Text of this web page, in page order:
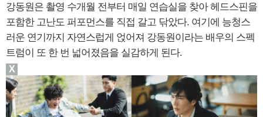
강동원은 촬영 수개월 전부터 매일 연습실을 찾아 헤드스핀을
포함한 고난도 퍼포먼스를 직접 갈고 닦았다. 여기에 능청스
러운 연기까지 자연스럽게 얹어져 강동원이라는 배우의 스펙
트럼이 또 한 번 넓어졌음을 실감하게 된다.
X